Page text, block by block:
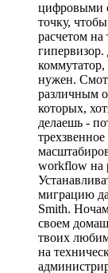
цифровыми
точку,
расчетом
гипервизор.
коммутатор,
нужен.
различным
которых,
делаешь -
workflow на
миграцию
Smith.
своем
твоих
на